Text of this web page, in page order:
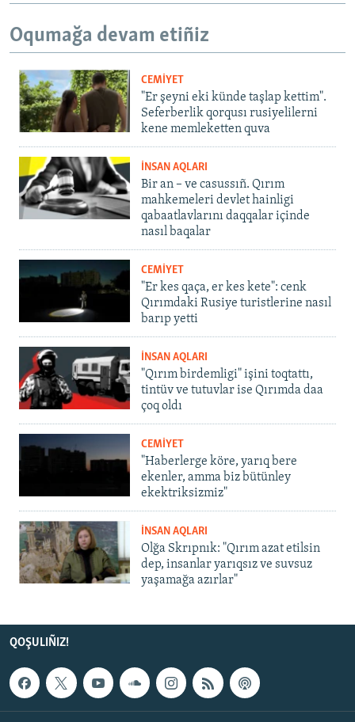
Oqumağa devam etiñiz
CEMİYET
"Er şeyni eki künde taşlap kettim".
Seferberlik qorqusı rusiyelilerni
kene memleketten quva
İNSAN AQLARI
Bir an – ve casussıñ. Qırım
mahkemeleri devlet hainligi
qabaatlavlarını daqqalar içinde
nasıl baqalar
CEMİYET
"Er kes qaça, er kes kete": cenk
Qırımdaki Rusiye turistlerine nasıl
barıp yetti
İNSAN AQLARI
"Qırım birdemligi" işini toqtattı,
tintüv ve tutuvlar ise Qırımda daa
çoq oldı
CEMİYET
"Haberlerge köre, yarıq bere
ekenler, amma biz bütünley
ekektriksizmiz"
İNSAN AQLARI
Olğa Skrıpnık: "Qırım azat etilsin
dep, insanlar yarıqsız ve suvsuz
yaşamağa azırlar"
QOŞULIÑIZ!